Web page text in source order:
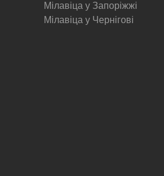
Мілавіца у Запоріжжі
Мілавіца у Чернігові